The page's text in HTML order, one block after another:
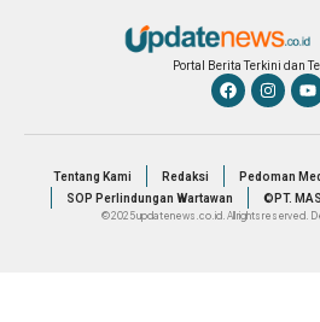
Portal Berita Terkini dan
Tentang Kami Redaksi Pedoman
SOP Perlindungan Wartawan
©PT.
© 2025 updatenews.co.id. All rights reserved.